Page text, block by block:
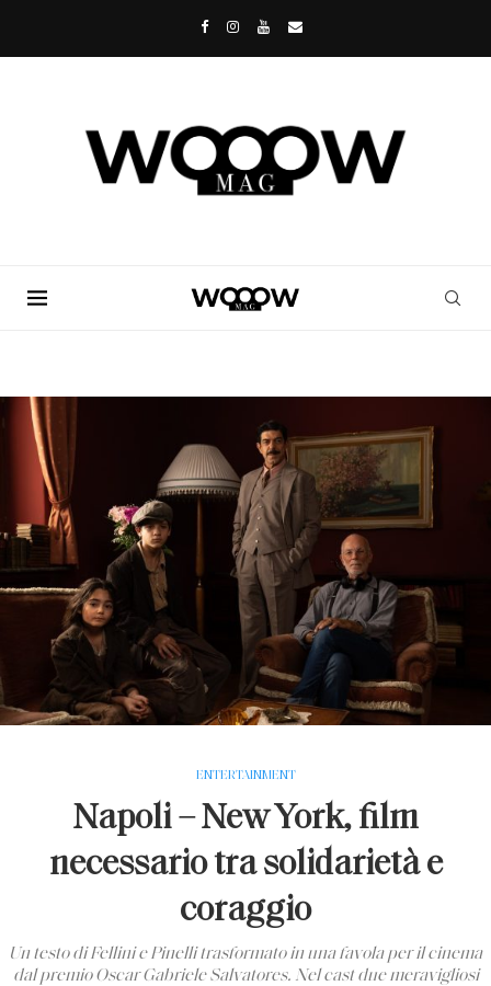
ENTERTAINMENT
Napoli – New York, film
necessario tra solidarietà e
coraggio
Un testo di Fellini e Pinelli trasformato in una favola per il cinema
dal premio Oscar Gabriele Salvatores. Nel cast due meravigliosi